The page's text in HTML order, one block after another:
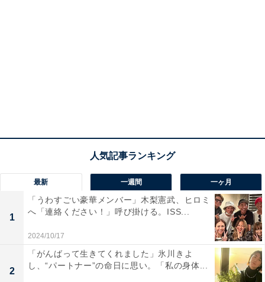
最新 一週間 一ヶ月
1
「うわすごい豪華メンバー」木梨憲武、ヒロミ
へ「連絡ください！」呼び掛ける。ISS...
2024/10/17
2
「がんばって生きてくれました」氷川きよ
し、“パートナー”の命日に思い。「私の身体...